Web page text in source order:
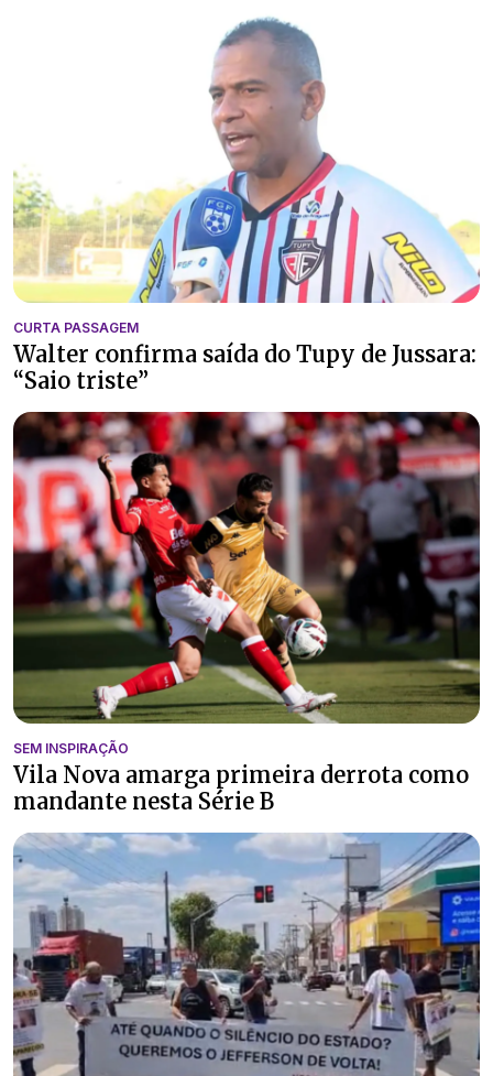
CURTA PASSAGEM
Walter confirma saída do Tupy de Jussara:
“Saio triste”
SEM INSPIRAÇÃO
Vila Nova amarga primeira derrota como
mandante nesta Série B